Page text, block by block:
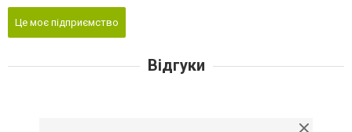
Це моє підприємство
Відгуки